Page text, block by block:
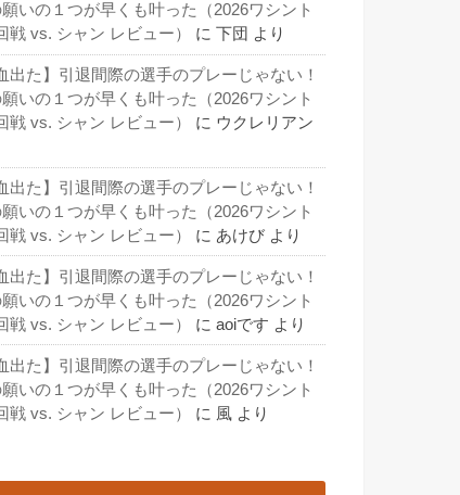
いの１つが早くも叶った（2026ワシント
戦 vs. シャン レビュー）
に 下団 より
出た】引退間際の選手のプレーじゃない！
いの１つが早くも叶った（2026ワシント
戦 vs. シャン レビュー）
に ウクレリアン
出た】引退間際の選手のプレーじゃない！
いの１つが早くも叶った（2026ワシント
戦 vs. シャン レビュー）
に あけび より
出た】引退間際の選手のプレーじゃない！
いの１つが早くも叶った（2026ワシント
戦 vs. シャン レビュー）
に aoiです より
出た】引退間際の選手のプレーじゃない！
いの１つが早くも叶った（2026ワシント
戦 vs. シャン レビュー）
に 風 より